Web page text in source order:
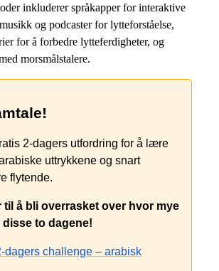
inkluderer språkapper for interaktive
og podcaster for lytteforståelse,
for å forbedre lytteferdigheter, og
morsmålstalere.
2-dagers utfordring for å lære
uttrykkene og snart
flytende.
til å bli overrasket over hvor mye
to dagene!